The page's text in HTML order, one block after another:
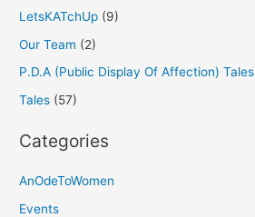
LetsKATchUp (9)
Our Team (2)
P.D.A (Public Display Of Affection) Tales
Tales (57)
Categories
AnOdeToWomen
Events